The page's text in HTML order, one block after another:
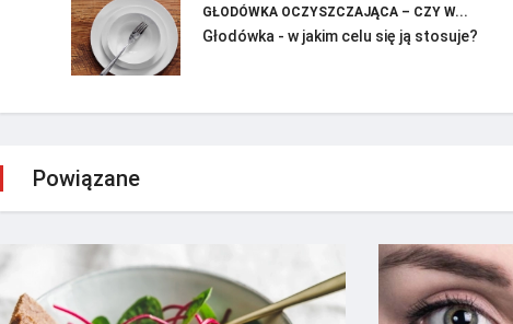
GŁODÓWKA OCZYSZCZAJĄCA – CZY W...
Głodówka - w jakim celu się ją stosuje?
Powiązane